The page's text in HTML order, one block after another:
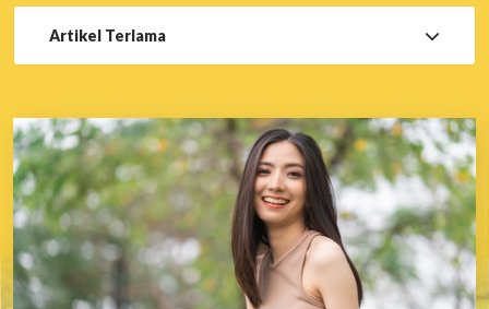
Artikel Terlama